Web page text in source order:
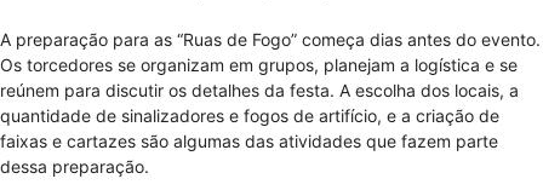
A preparação para as “Ruas de Fogo” começa dias antes do evento.
Os torcedores se organizam em grupos, planejam a logística e se
reúnem para discutir os detalhes da festa. A escolha dos locais, a
quantidade de sinalizadores e fogos de artifício, e a criação de
faixas e cartazes são algumas das atividades que fazem parte
dessa preparação.